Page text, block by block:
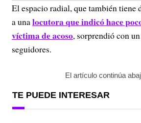
El espacio radial, que también tiene
a unalocutora que indicó hace
víctima de acoso, sorprendió con
seguidores.
El artículo continúa
TE PUEDE INTERESAR